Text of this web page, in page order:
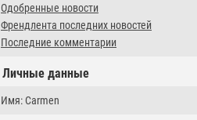
Одобренные новости
Френдлента последних новостей
Последние комментарии
Личные данные
Имя: Carmen